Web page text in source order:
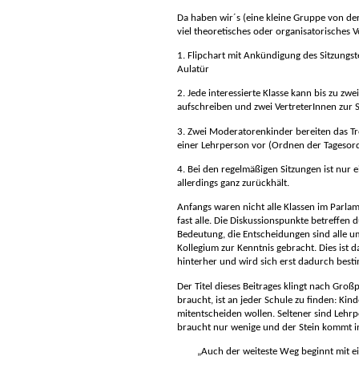
Da haben wir´s (eine kleine Gruppe von
viel theoretisches oder organisatorisches
1. Flipchart mit Ankündigung des
Aulatür
2. Jede interessierte Klasse kann bis zu
aufschreiben und zwei VertreterInnen zur
3. Zwei Moderatorenkinder bereiten das
einer Lehrperson vor (Ordnen der
4. Bei den regelmäßigen Sitzungen ist nur
allerdings ganz zurückhält.
Anfangs waren nicht alle Klassen im
fast alle. Die Diskussionspunkte betreffen
Bedeutung, die Entscheidungen sind alle
Kollegium zur Kenntnis gebracht. Dies ist
hinterher und wird sich erst dadurch
Der Titel dieses Beitrages klingt nach
braucht, ist an jeder Schule zu finden:
mitentscheiden wollen. Seltener sind
braucht nur wenige und der Stein kommt
Auch der weiteste Weg beginnt mit